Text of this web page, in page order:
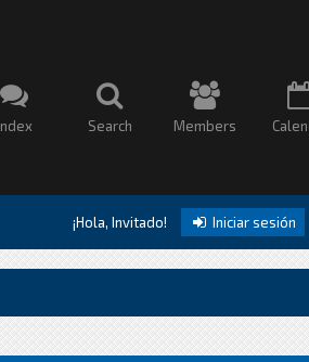
Search Members
¡Hola, Invitado! Iniciar sesión